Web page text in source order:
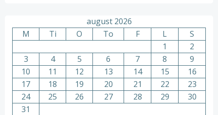
august 2026
M
Ti O To F L
S
1
2
3
4 5 6 7 8
9
10
11 12 13 14 15
16
17
18 19 20 21 22
23
24
25 26 27 28 29
30
31